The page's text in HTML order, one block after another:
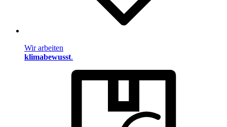
Wir arbeiten
klimabewusst.